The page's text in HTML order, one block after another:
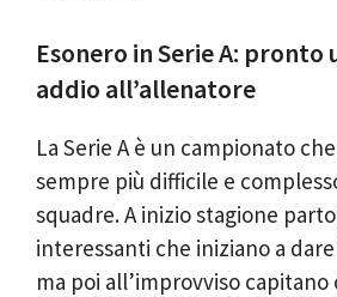
Esonero in Serie A: pronto
addio all’allenatore
La Serie A è un campionato
sempre più difficile e
squadre. A inizio stagione
interessanti che iniziano a
ma poi all’improvviso